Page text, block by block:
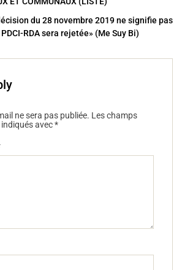
du 28 novembre 2019 ne signifie pas
RDA sera rejetée» (Me Suy Bi)
ne sera pas publiée. Les champs
avec*